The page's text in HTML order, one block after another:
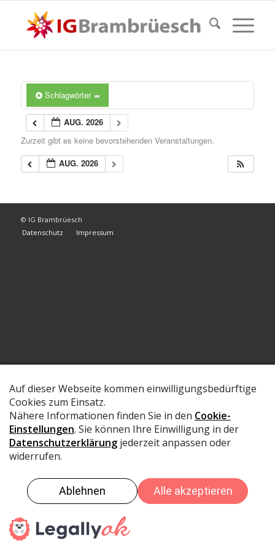
Schlagwörter
AUG. 2026
Zurzeit gibt es keine bevorstehenden Veranstaltungen.
AUG. 2026
© IG Brambrüesch
Datenschutz
Impressum